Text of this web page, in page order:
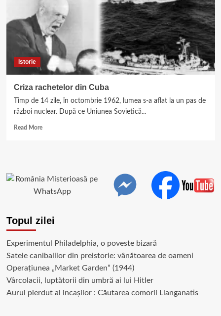
Istorie
Criza rachetelor din Cuba
Timp de 14 zile, în octombrie 1962, lumea s-a aflat la un pas de
război nuclear. După ce Uniunea Sovietică...
Read MoreRead
Cuba
Topul zilei
Experimentul Philadelphia, o poveste bizară
Satele canibalilor din preistorie: vânătoarea de oameni
Operațiunea „Market Garden” (1944)
Vârcolacii, luptătorii din umbră ai lui Hitler
Aurul pierdut al incașilor : Căutarea comorii Llanganatis